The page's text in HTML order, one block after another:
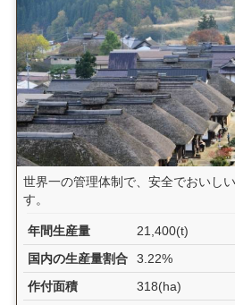
世界一の管理体制で、安全でおいし
す。
年間生産量
21,400(t)
国内の生産量割合
3.22%
作付面積
318(ha)